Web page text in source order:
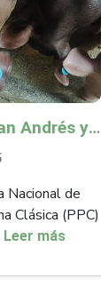
La OMSA reconoció a San Andrés y Providencia como zona libre de Peste Porcina Clásica (PPC)
Nacional de
Clásica (PPC)
Leer más